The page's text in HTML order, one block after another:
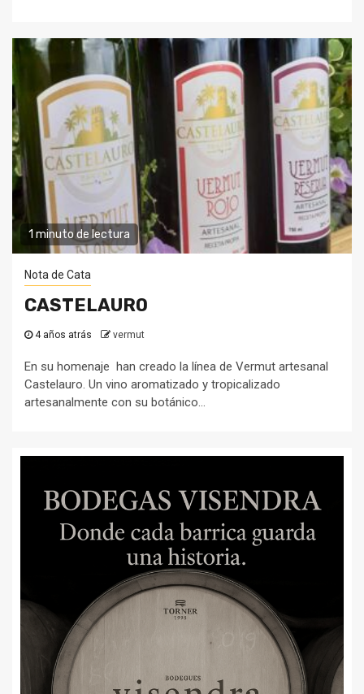
1 minuto de lectura
Nota de Cata
CASTELAURO
4 años atrás vermut
En su homenaje han creado la línea de Vermut artesanal
Castelauro. Un vino aromatizado y tropicalizado
artesanalmente con su botánico...